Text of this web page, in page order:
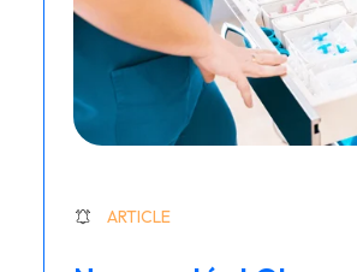
ARTICLE